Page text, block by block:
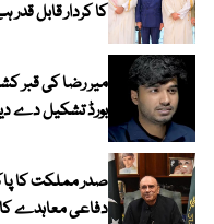
کا کردار قابل قدر
میر رضا کی قبر
بورڈ تشکیل دے
صدر مملکت کا
دفاعی معاہدے